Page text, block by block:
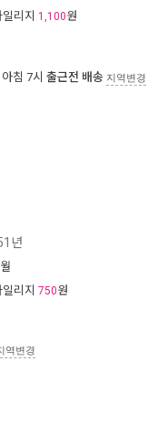
리지 1,100원
침 7시 출근전 배송 지역변경
년
리지 750원
역변경